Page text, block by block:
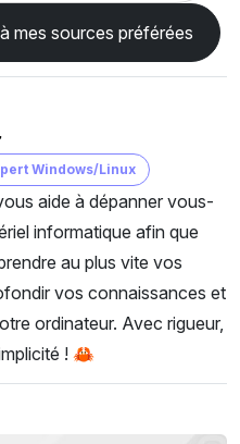
mes sources préférées
Windows/Linux
aide à dépanner vous-
informatique afin que
au plus vite vos
vos connaissances et
ordinateur. Avec rigueur,
! 🦀